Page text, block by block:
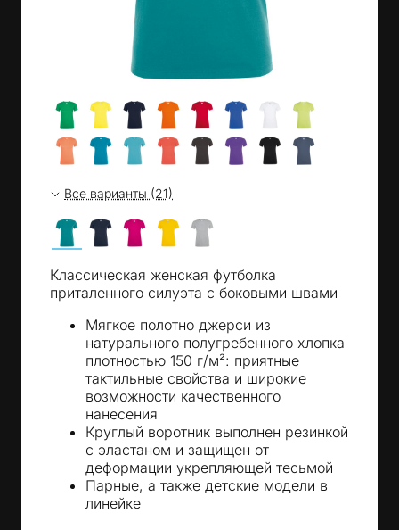
Все варианты (21)
Классическая женская футболка
приталенного силуэта с боковыми швами
Мягкое полотно джерси из
натурального полугребенного хлопка
плотностью 150 г/м²: приятные
тактильные свойства и широкие
возможности качественного
нанесения
Круглый воротник выполнен резинкой
с эластаном и защищен от
деформации укрепляющей тесьмой
Парные, а также детские модели в
линейке